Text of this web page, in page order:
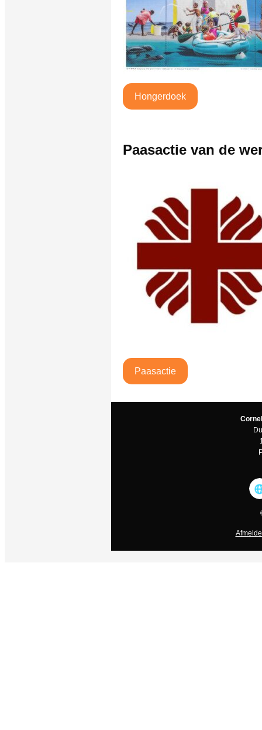
Hongerdoek
Paasactie van de
Paasactie